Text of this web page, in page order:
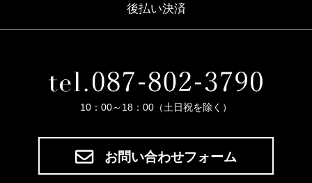
後払い決済
10：00～18：00（土日祝を除く）
お問い合わせフォーム